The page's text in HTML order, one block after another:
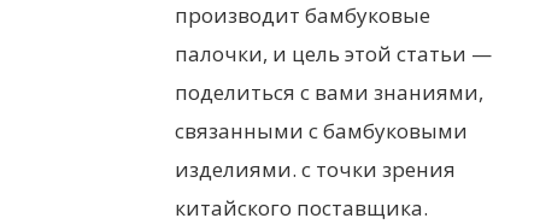
производит бамбуковые
палочки, и цель этой статьи —
поделиться с вами знаниями,
связанными с бамбуковыми
изделиями. с точки зрения
китайского поставщика.